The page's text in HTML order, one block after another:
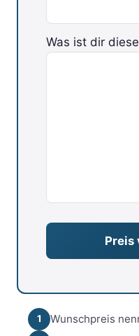
Bitte lasse
Was ist dir
1 Wunschpreis